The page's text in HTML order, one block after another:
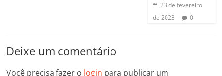
23 de fevereiro
de 2023
0
Deixe um comentário
Você precisa fazer o login para publicar um